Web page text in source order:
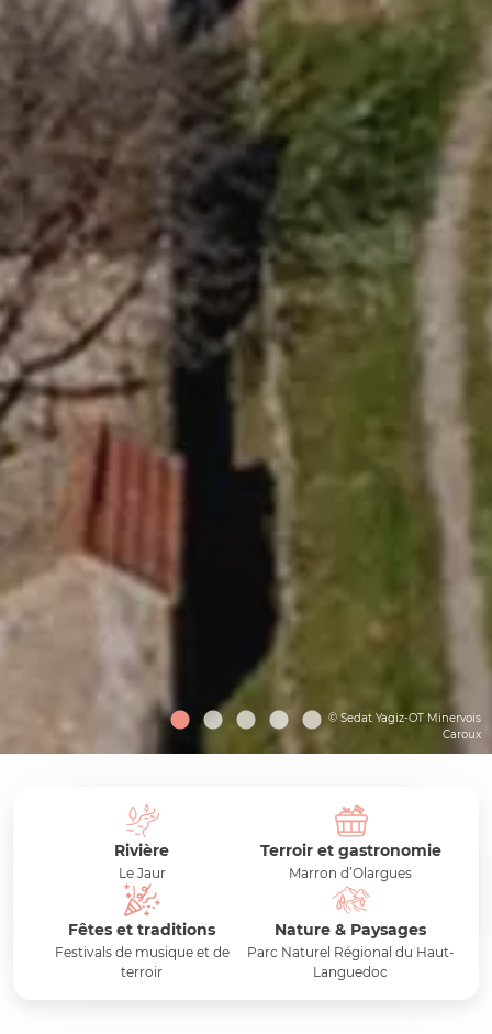
© Sedat Yagiz-OT Minervois
Caroux
Rivière
Le Jaur
Terroir et gastronomie
Marron d’Olargues
Fêtes et traditions
Festivals de musique et de
terroir
Nature & Paysages
Parc Naturel Régional du Haut-
Languedoc